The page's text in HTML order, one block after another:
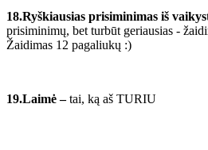
18.Ryškiausias prisiminimas iš
prisiminimų, bet turbūt geriausias -
Žaidimas 12 pagaliukų :)
19.Laimė –tai, ką aš TURIU